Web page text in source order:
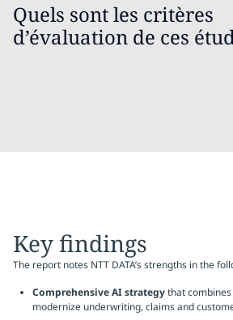
Quels sont les critères
d’évaluation de ces
Key findings
The report notes NTT DATA’s strengths in the
Comprehensive AI strategythat
modernize underwriting, claims and